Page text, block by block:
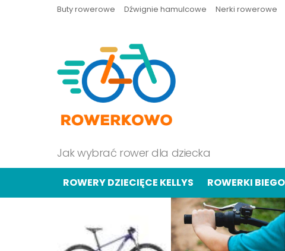
Buty rowerowe Dźwignie hamulcowe Nerki rowerowe
Jak wybrać rower dla dziecka
ROWERY DZIECIĘCE KELLYS ROWERKI